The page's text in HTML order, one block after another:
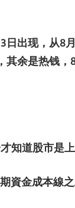
3 日出现，从8月
其余是热钱
知道股市是上
資金成本線之